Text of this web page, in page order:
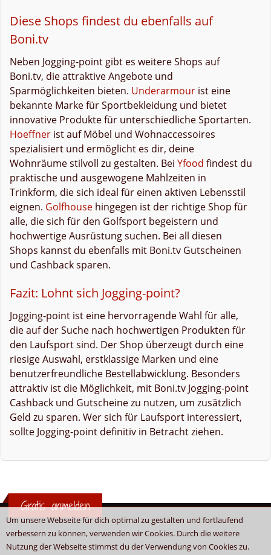
Um unsere Webseite für dich optimal zu gestalten und fortlaufend
verbessern zu können, verwenden wir Cookies. Durch die weitere
Nutzung der Webseite stimmst du der Verwendung von Cookies zu.
Diese Shops findest du ebenfalls auf
Boni.tv
Neben Jogging-point gibt es weitere Shops auf
Boni.tv, die attraktive Angebote und
Sparmöglichkeiten bieten. Underarmour ist eine
bekannte Marke für Sportbekleidung und bietet
innovative Produkte für unterschiedliche Sportarten.
Hoeffner ist auf Möbel und Wohnaccessoires
spezialisiert und ermöglicht es dir, deine
Wohnräume stilvoll zu gestalten. Bei Yfood findest du
praktische und ausgewogene Mahlzeiten in
Trinkform, die sich ideal für einen aktiven Lebensstil
eignen. Golfhouse hingegen ist der richtige Shop für
alle, die sich für den Golfsport begeistern und
hochwertige Ausrüstung suchen. Bei all diesen
Shops kannst du ebenfalls mit Boni.tv Gutscheinen
und Cashback sparen.
Fazit: Lohnt sich Jogging-point?
Jogging-point ist eine hervorragende Wahl für alle,
die auf der Suche nach hochwertigen Produkten für
den Laufsport sind. Der Shop überzeugt durch eine
riesige Auswahl, erstklassige Marken und eine
benutzerfreundliche Bestellabwicklung. Besonders
attraktiv ist die Möglichkeit, mit Boni.tv Jogging-point
Cashback und Gutscheine zu nutzen, um zusätzlich
Geld zu sparen. Wer sich für Laufsport interessiert,
sollte Jogging-point definitiv in Betracht ziehen.
Gratis anmelden